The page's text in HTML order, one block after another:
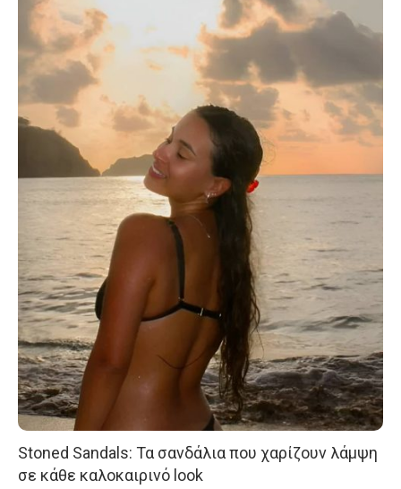
Stoned Sandals: Τα σανδάλια που χαρίζουν λάμψη
σε κάθε καλοκαιρινό look